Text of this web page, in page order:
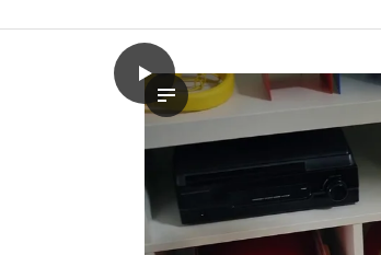
play
In dem Video sehen wir eine
BRÄNNBOLL Gamingsessel